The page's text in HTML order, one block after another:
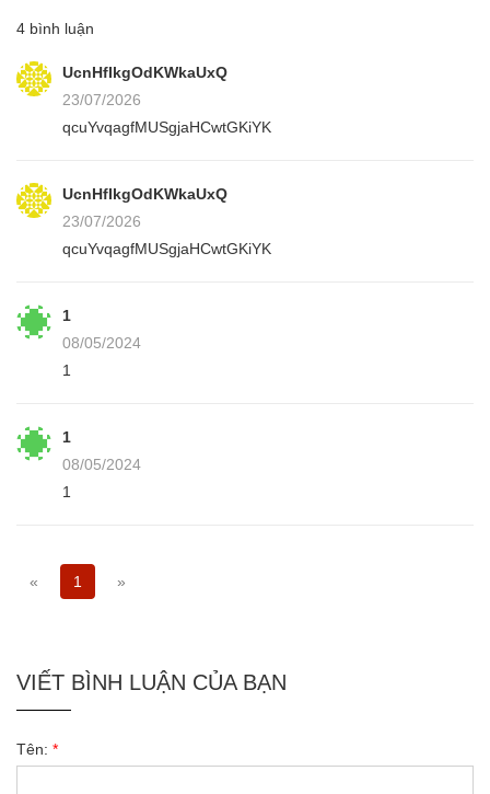
4 bình luận
UcnHfIkgOdKWkaUxQ
23/07/2026
qcuYvqagfMUSgjaHCwtGKiYK
UcnHfIkgOdKWkaUxQ
23/07/2026
qcuYvqagfMUSgjaHCwtGKiYK
1
08/05/2024
1
1
08/05/2024
1
« 1 »
VIẾT BÌNH LUẬN CỦA BẠN
Tên: *